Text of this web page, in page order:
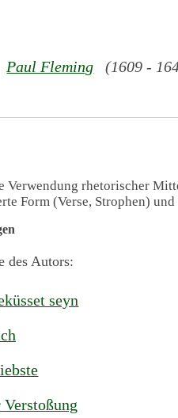
Paul Fleming (1609 -
rhetorischer
Form (Verse, Strophen)
des Autors:
seyn